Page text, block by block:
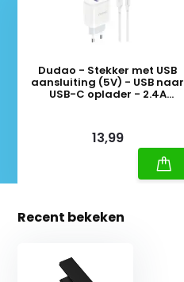
Dudao - Stekker met USB
aansluiting (5V) - USB naar
USB-C oplader - 2.4A
13,99
Recent bekeken